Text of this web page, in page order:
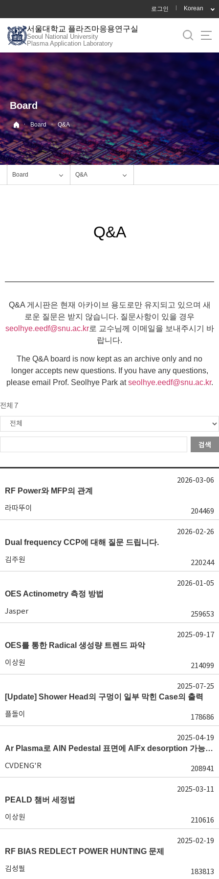
로
메
뉴
로그인 Korean
서울대학교 플라즈마응용연구실
Seoul National University
Plasma Application Laboratory
Board
· Board · Q&A
Board Q&A
Q&A
Q&A 게시판은 현재 아카이브 용도로만 유지되고 있으며 새
로운 질문은 받지 않습니다. 질문사항이 있을 경우
seolhye.eedf@snu.ac.kr로 교수님께 이메일을 보내주시기 바
랍니다.
The Q&A board is now kept as an archive only and no
longer accepts new questions. If you have any questions,
please email Prof. Seolhye Park atseolhye.eedf@snu.ac.kr.
전체 7
검색
RF Power와 MFP의 관계
라따뚜이 204469
2026-03-06
Dual frequency CCP에 대해 질문 드립니다.
김주원 220244
2026-02-26
OES Actinometry 측정 방법
Jasper 259653
2026-01-05
OES를 통한 Radical 생성량 트렌드 파악
이상원 214099
2025-09-17
[Update] Shower Head의 구멍이 일부 막힌 Case의 출력
플돌이 178686
2025-07-25
Ar Plasma로 AlN Pedestal 표면에 AlFx desorption 가능 여부가 궁금합니다.
CVDENG'R 208941
2025-04-19
PEALD 챔버 세정법
이상원 210616
2025-03-11
RF BIAS REDLECT POWER HUNTING 문제
김성필 183813
2025-02-19